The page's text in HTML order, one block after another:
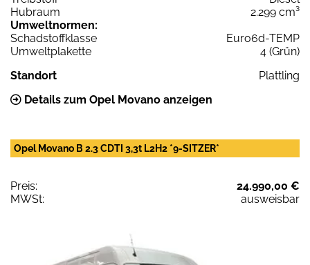
Hubraum
2.299 cm³
Umweltnormen:
Schadstoffklasse
Euro6d-TEMP
Umweltplakette
4 (Grün)
Standort
Plattling
Details zum Opel Movano anzeigen
Opel Movano B 2.3 CDTI 3,3t L2H2 *9-SITZER*
Preis:
24.990,00 €
MWSt:
ausweisbar